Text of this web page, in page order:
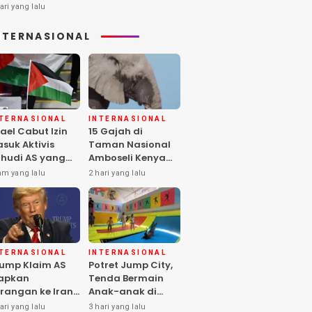
yang lalu
Cabut Izin
Aktivis
AS yang
Warga
yang lalu
INTERNASIONAL
15 Gajah di
Taman Nasional
Amboseli Kenya
Mati, Diduga
Keracunan
Pestisida
2 hari yang lalu
Klaim AS
ke Iran
sejak
yang lalu
INTERNASIONAL
Potret Jump City,
Tenda Bermain
Anak-anak di
Tengah Perang
3 hari yang lalu